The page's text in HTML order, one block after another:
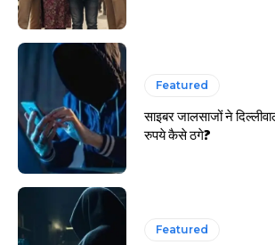
Featured
साइबर जालसाजों ने
रुपये कैसे ठगे?
Featured